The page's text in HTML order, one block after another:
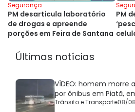
Segurança
PM desarticula laboratório
de drogas e apreende
porções em Feira de Santana
PM
Últimas notícias
VÍDEO: homem morre
por ônibus em Piatã,
Trânsito e Transporte08/